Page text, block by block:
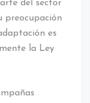
del sector
preocupación
es
la Ley